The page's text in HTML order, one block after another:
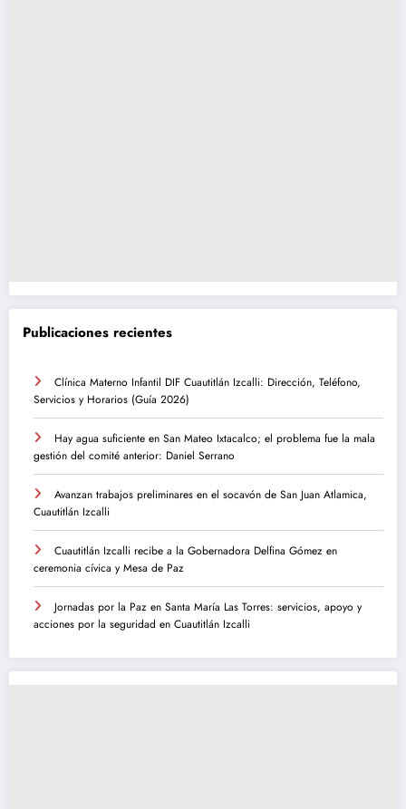
Publicaciones recientes
Clínica Materno Infantil DIF Cuautitlán Izcalli: Dirección, Teléfono,
Servicios y Horarios (Guía 2026)
Hay agua suficiente en San Mateo Ixtacalco; el problema fue la mala
gestión del comité anterior: Daniel Serrano
Avanzan trabajos preliminares en el socavón de San Juan Atlamica,
Cuautitlán Izcalli
Cuautitlán Izcalli recibe a la Gobernadora Delfina Gómez en
ceremonia cívica y Mesa de Paz
Jornadas por la Paz en Santa María Las Torres: servicios, apoyo y
acciones por la seguridad en Cuautitlán Izcalli